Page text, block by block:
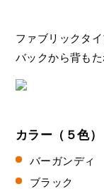
ファブリックタ
バックから背もた
カラー（５色）
バーガンディ
ブラック